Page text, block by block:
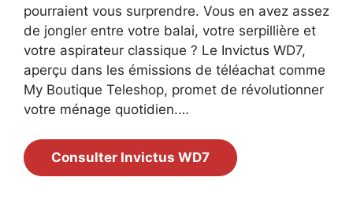
pourraient vous surprendre. Vous en avez assez
de jongler entre votre balai, votre serpillière et
votre aspirateur classique ? Le Invictus WD7,
aperçu dans les émissions de téléachat comme
My Boutique Teleshop, promet de révolutionner
votre ménage quotidien.…
Consulter Invictus WD7